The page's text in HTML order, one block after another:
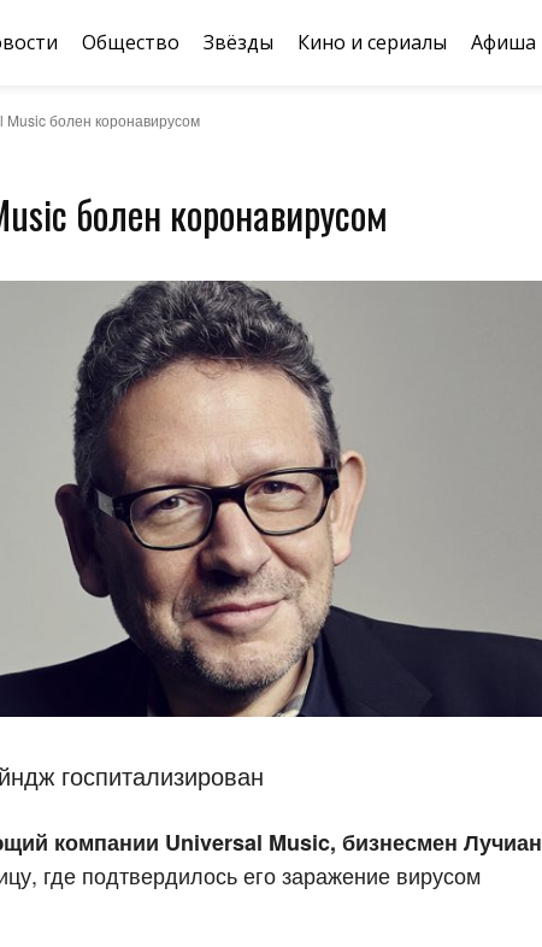
Общество Звёзды Кино и сериалы Афиша
Music болен коронавирусом
болен коронавирусом
госпитализирован
компании Universal Music, бизнесмен Лучиан
где подтвердилось его заражение вирусом